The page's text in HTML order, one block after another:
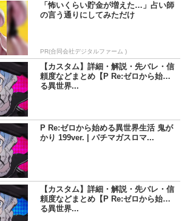
「怖いくらい貯金が増えた…」占い師
の言う通りにしてみただけ
PR(合同会社デジタルファーム )
【カスタム】詳細・解説・先バレ・信
頼度などまとめ【P Re:ゼロから始め
る異世界...
P Re:ゼロから始める異世界生活 鬼が
かり 199ver. | パチマガスロマ...
【カスタム】詳細・解説・先バレ・信
頼度などまとめ【P Re:ゼロから始め
る異世界...